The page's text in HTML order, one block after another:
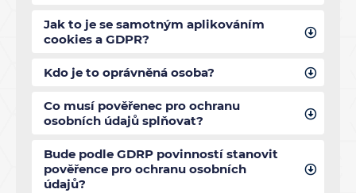
Jak to je se samotným aplikováním
cookies a GDPR?
Kdo je to oprávněná osoba?
Co musí pověřenec pro ochranu
osobních údajů splňovat?
Bude podle GDRP povinností stanovit
pověřence pro ochranu osobních
údajů?